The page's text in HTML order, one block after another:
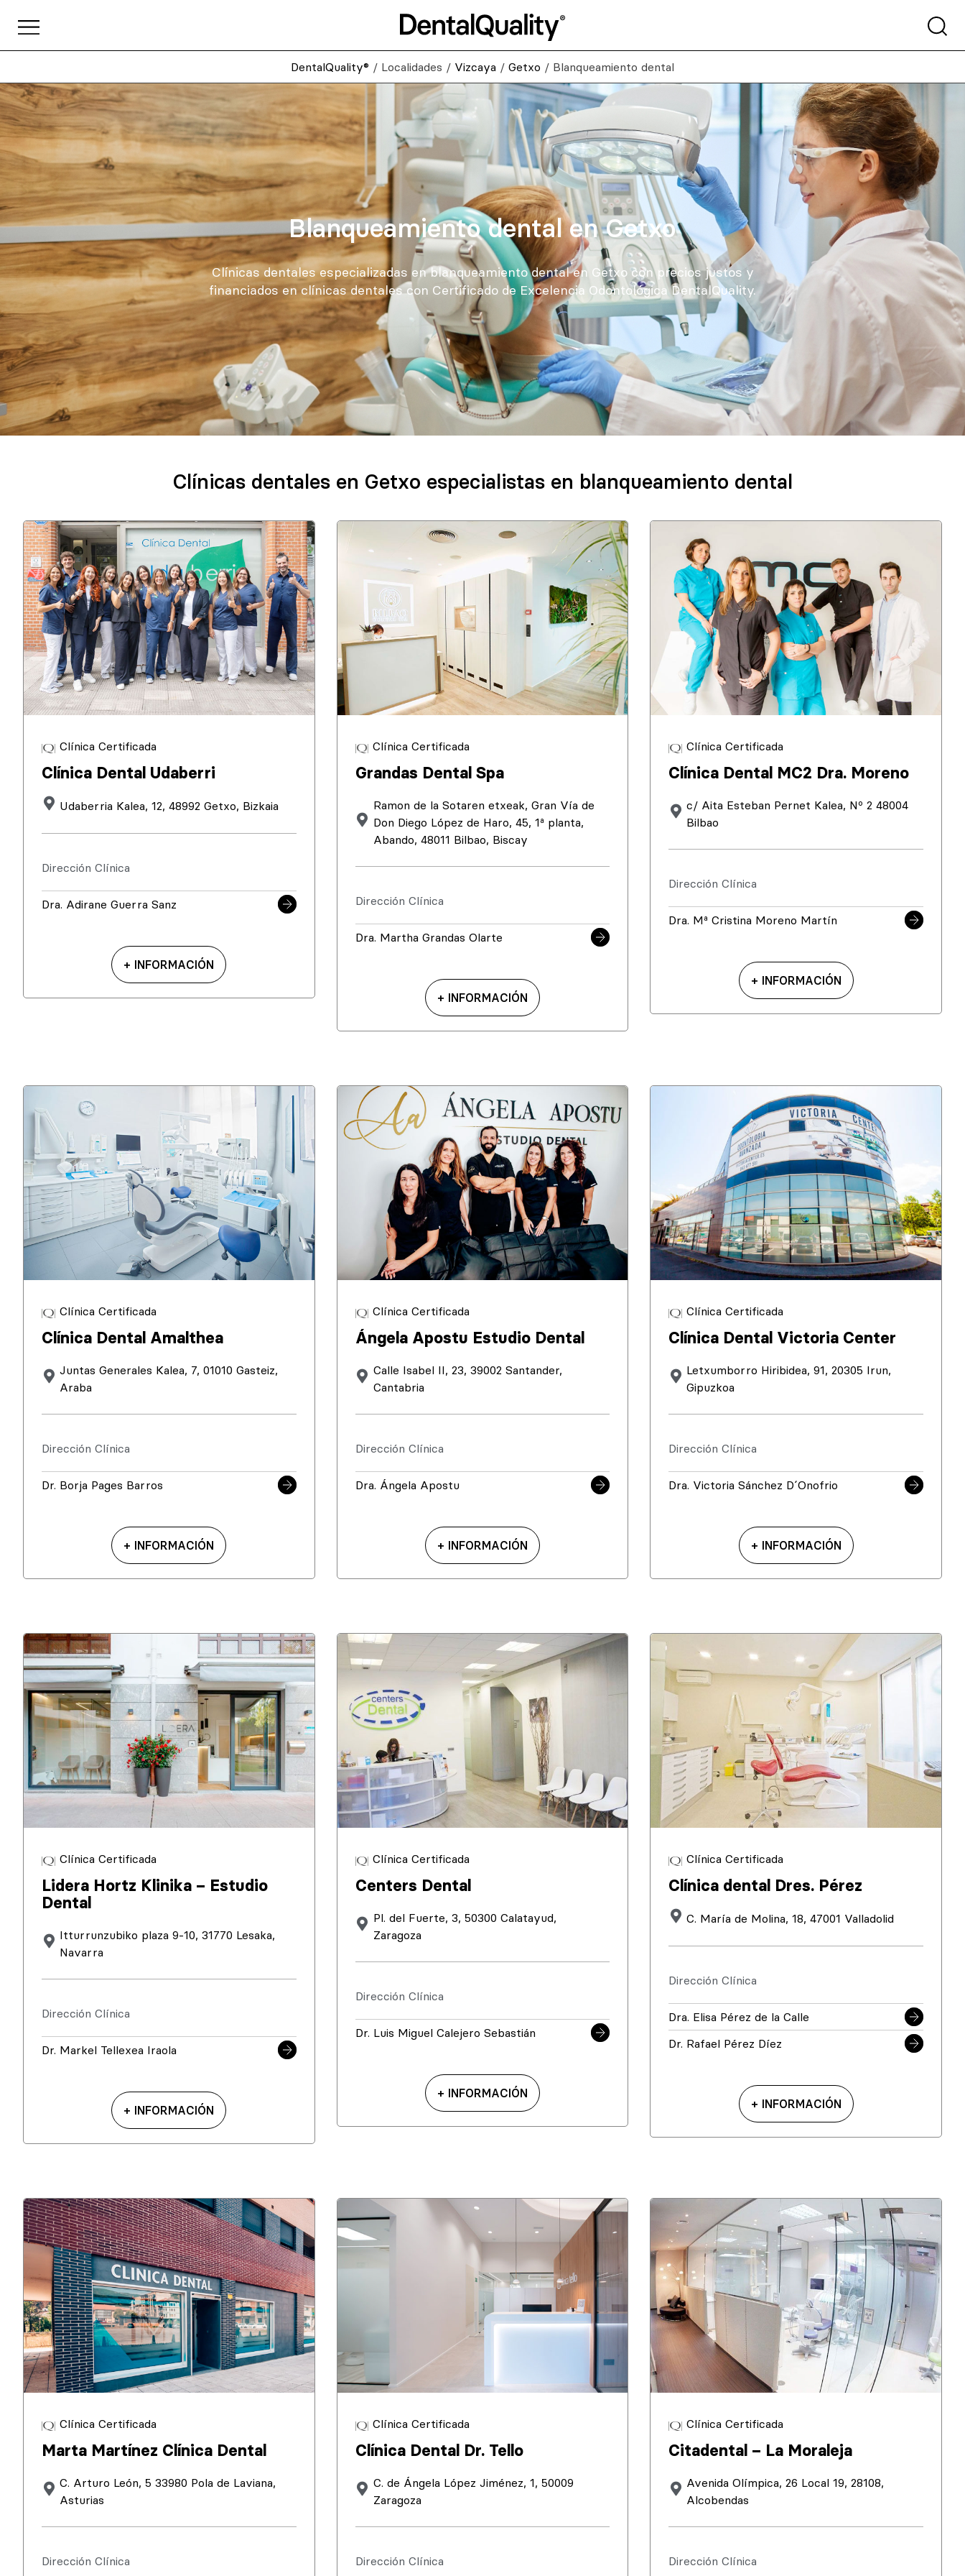
DentalQuality® / Localidades / Vizcaya / Getxo / Blanqueamiento dental
Blanqueamiento dental en Getxo
Clínicas dentales especializadas en blanqueamiento dental en Getxo con precios justos y
financiados en clínicas dentales con Certificado de Excelencia Odontológica DentalQuality.
Clínicas dentales en Getxo especialistas en blanqueamiento dental
Clínica Certificada
Clínica Dental Udaberri
Udaberria Kalea, 12, 48992 Getxo, Bizkaia
Dirección Clínica
Dra. Adirane Guerra Sanz
+ INFORMACIÓN
Clínica Certificada
Grandas Dental Spa
Ramon de la Sotaren etxeak, Gran Vía de
Don Diego López de Haro, 45, 1ª planta,
Abando, 48011 Bilbao, Biscay
Dirección Clínica
Dra. Martha Grandas Olarte
+ INFORMACIÓN
Clínica Certificada
Clínica Dental MC2 Dra. Moreno
c/ Aita Esteban Pernet Kalea, Nº 2 48004
Bilbao
Dirección Clínica
Dra. Mª Cristina Moreno Martín
+ INFORMACIÓN
Clínica Certificada
Clínica Dental Amalthea
Juntas Generales Kalea, 7, 01010 Gasteiz,
Araba
Dirección Clínica
Dr. Borja Pages Barros
+ INFORMACIÓN
Clínica Certificada
Ángela Apostu Estudio Dental
Calle Isabel II, 23, 39002 Santander,
Cantabria
Dirección Clínica
Dra. Ángela Apostu
+ INFORMACIÓN
Clínica Certificada
Clínica Dental Victoria Center
Letxumborro Hiribidea, 91, 20305 Irun,
Gipuzkoa
Dirección Clínica
Dra. Victoria Sánchez D´Onofrio
+ INFORMACIÓN
Clínica Certificada
Lidera Hortz Klinika – Estudio
Dental
Itturrunzubiko plaza 9-10, 31770 Lesaka,
Navarra
Dirección Clínica
Dr. Markel Tellexea Iraola
+ INFORMACIÓN
Clínica Certificada
Centers Dental
Pl. del Fuerte, 3, 50300 Calatayud,
Zaragoza
Dirección Clínica
Dr. Luis Miguel Calejero Sebastián
+ INFORMACIÓN
Clínica Certificada
Clínica dental Dres. Pérez
C. María de Molina, 18, 47001 Valladolid
Dirección Clínica
Dra. Elisa Pérez de la Calle
Dr. Rafael Pérez Díez
+ INFORMACIÓN
Clínica Certificada
Marta Martínez Clínica Dental
C. Arturo León, 5 33980 Pola de Laviana,
Asturias
Dirección Clínica
Clínica Certificada
Clínica Dental Dr. Tello
C. de Ángela López Jiménez, 1, 50009
Zaragoza
Dirección Clínica
Clínica Certificada
Citadental – La Moraleja
Avenida Olímpica, 26 Local 19, 28108,
Alcobendas
Dirección Clínica